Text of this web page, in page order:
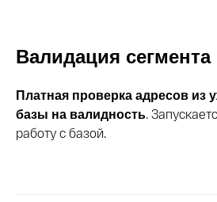
Валидация сегмента
Платная проверка адресов из
базы на валидность.
работу с базой.